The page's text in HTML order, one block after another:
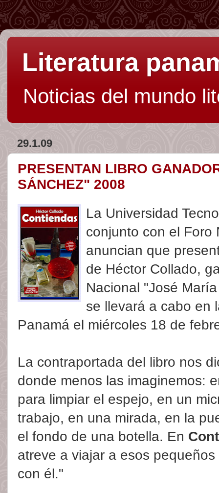
Literatura
Noticias del mundo
29.1.09
PRESENTAN LIBRO
SÁNCHEZ" 2008
La Universidad
conjunto con el Foro
anuncian que
de Héctor Collado,
Nacional "José
se llevará a cabo en
Panamá el miércoles 18 de
La contraportada del libro nos
donde menos las imaginemos:
para limpiar el espejo, en un
trabajo, en una mirada, en la
el fondo de una botella. En
atreve a viajar a esos
con él."